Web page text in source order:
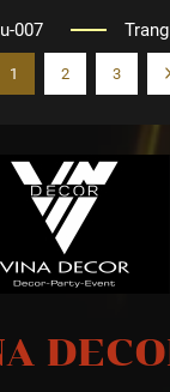
007
1 2 3